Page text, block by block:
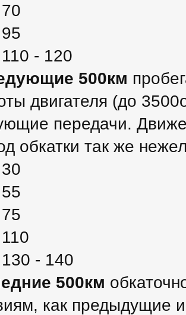
- 120
500км
двигателя (до
передачи.
обкатки так же
- 140
500км
как предыдущие